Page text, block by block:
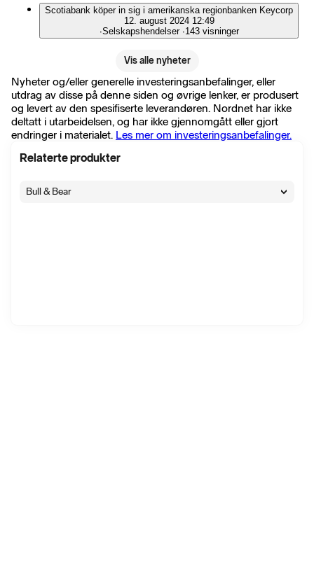
Scotiabank köper in sig i amerikanska regionbanken Keycorp
12. august 2024 12:49
∙Selskapshendelser ∙143 visninger
Vis alle nyheter
Nyheter og/eller generelle investeringsanbefalinger, eller
utdrag av disse på denne siden og øvrige lenker, er produsert
og levert av den spesifiserte leverandøren. Nordnet har ikke
deltatt i utarbeidelsen, og har ikke gjennomgått eller gjort
endringer i materialet. Les mer om investeringsanbefalinger.
Relaterte produkter
Bull & Bear